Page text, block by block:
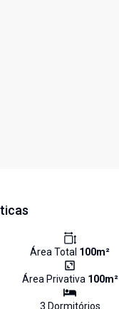
Área Total 100m²
Área Privativa 100m²
3 Dormitórios